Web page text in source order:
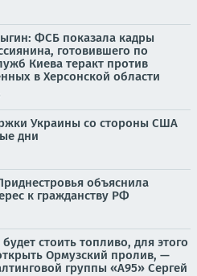
ФСБ показала кадры
готовившего по
Киева теракт против
в Херсонской области
Украины со стороны США
дни
объяснила
к гражданству РФ
стоить топливо, для этого
Ормузский пролив, —
группы «А95» Сергей